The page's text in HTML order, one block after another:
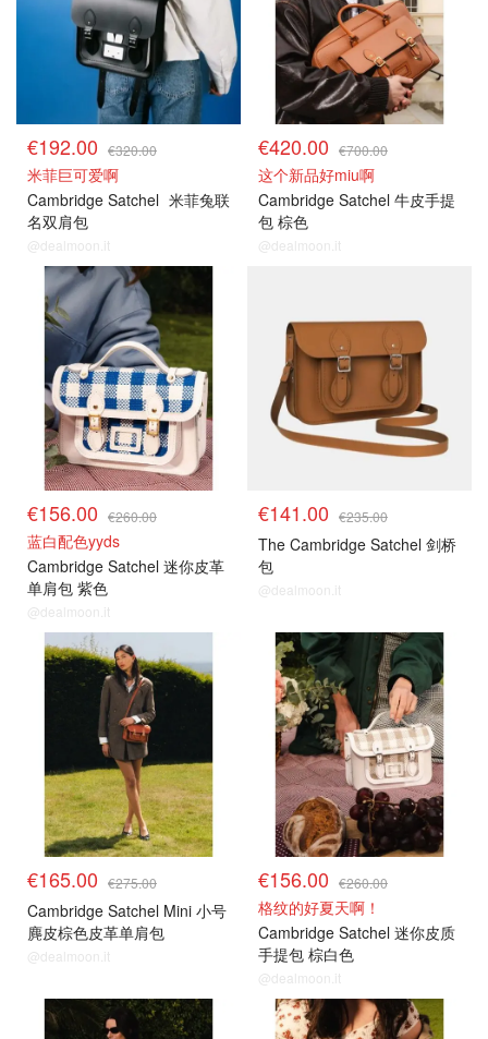
€192.00 €320.00
米菲巨可爱啊
Cambridge Satchel 米菲兔联
名双肩包
@dealmoon.it
€420.00 €700.00
这个新品好miu啊
Cambridge Satchel 牛皮手提
包 棕色
@dealmoon.it
€156.00 €260.00
蓝白配色yyds
Cambridge Satchel 迷你皮革
单肩包 紫色
@dealmoon.it
€141.00 €235.00
The Cambridge Satchel 剑桥
包
@dealmoon.it
€165.00 €275.00
Cambridge Satchel Mini 小号
麂皮棕色皮革单肩包
@dealmoon.it
€156.00 €260.00
格纹的好夏天啊！
Cambridge Satchel 迷你皮质
手提包 棕白色
@dealmoon.it